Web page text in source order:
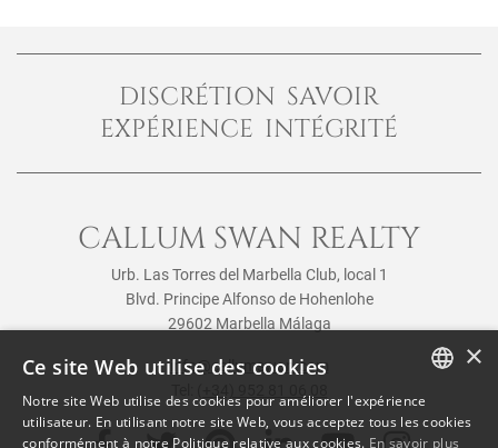
DISCRÉTION SAVOIR
EXPÉRIENCE INTÉGRITÉ
CALLUM SWAN REALTY
Urb. Las Torres del Marbella Club, local 1
Blvd. Principe Alfonso de Hohenlohe
29602 Marbella Málaga
info@callumswan.com
ENGLISH
×
Ce site Web utilise des cookies
Notre site Web utilise des cookies pour améliorer l'expérience
utilisateur. En utilisant notre site Web, vous acceptez tous les cookies
conformément à notre Politique relative aux cookies. En savoir plus